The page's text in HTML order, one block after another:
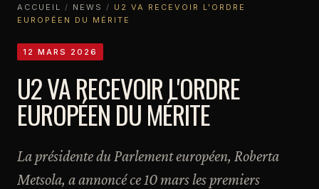
ACCUEIL / NEWS / U2 VA RECEVOIR L'ORDRE
EUROPÉEN DU MÉRITE
12 MARS 2026
U2 VA RECEVOIR L'ORDRE
EUROPÉEN DU MÉRITE
La présidente du Parlement européen, Roberta
Metsola, a annoncé ce 10 mars les premiers